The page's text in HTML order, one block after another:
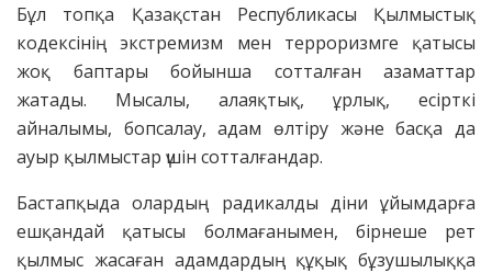
Бұл топқа Қазақстан Республикасы Қылмыстық
кодексінің экстремизм мен терроризмге қатысы
жоқ баптары бойынша сотталған азаматтар
жатады. Мысалы, алаяқтық, ұрлық, есірткі
айналымы, бопсалау, адам өлтіру және басқа да
ауыр қылмыстар үшін сотталғандар.
Бастапқыда олардың радикалды діни ұйымдарға
ешқандай қатысы болмағанымен, бірнеше рет
қылмыс жасаған адамдардың құқық бұзушылыққа